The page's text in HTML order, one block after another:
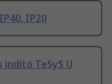
IP20
TeSyS U